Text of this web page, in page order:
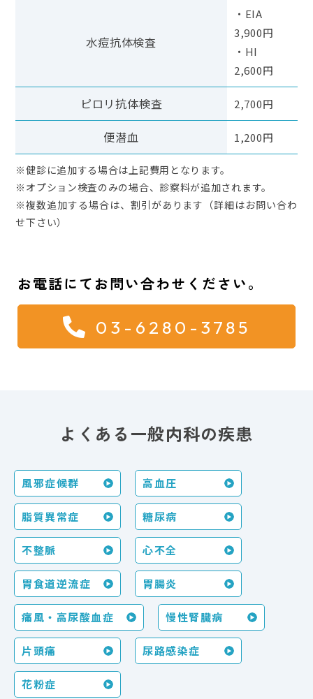
水痘抗体検査
・EIA
3,900円
・HI
2,600円
ピロリ抗体検査 2,700円
便潜血 1,200円
※健診に追加する場合は上記費用となります。
※オプション検査のみの場合、診察料が追加されます。
※複数追加する場合は、割引があります（詳細はお問い合わ
せ下さい）
お電話にてお問い合わせください。
03-6280-3785
よくある一般内科の疾患
風邪症候群 高血圧
脂質異常症 糖尿病
不整脈 心不全
胃食道逆流症 胃腸炎
痛風・高尿酸血症 慢性腎臓病
片頭痛 尿路感染症
花粉症